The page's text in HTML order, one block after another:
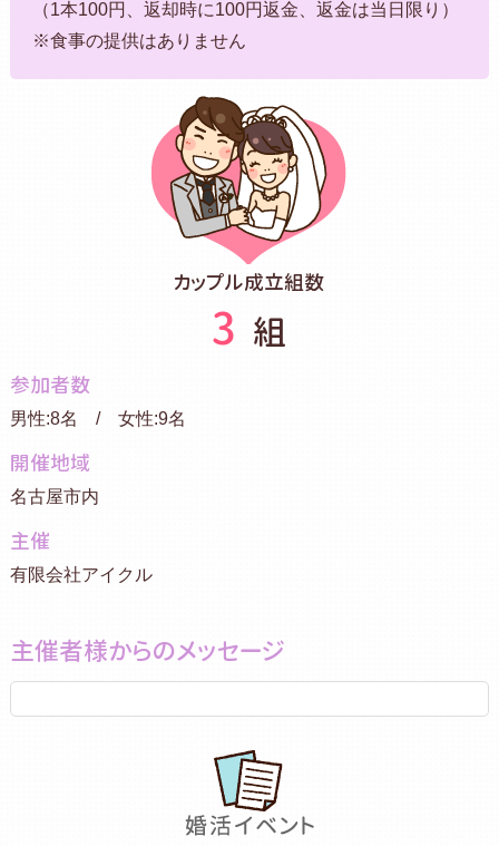
（1本100円、返却時に100円返金、返金は当日限り）
※食事の提供はありません
カップル成立組数
3 組
参加者数
男性:8名 / 女性:9名
開催地域
名古屋市内
主催
有限会社アイクル
主催者様からのメッセージ